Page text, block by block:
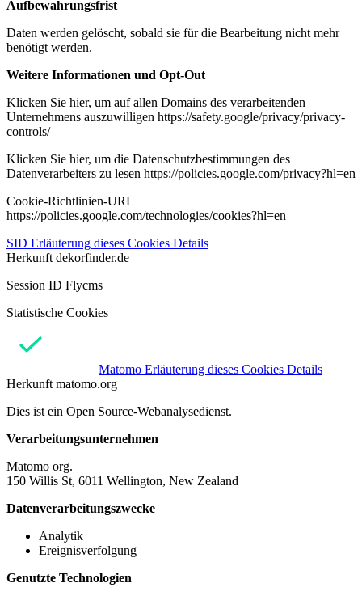
Aufbewahrungsfrist
Daten werden gelöscht, sobald sie für die Bearbeitung nicht mehr
benötigt werden.
Weitere Informationen und Opt-Out
Klicken Sie hier, um auf allen Domains des verarbeitenden
Unternehmens auszuwilligen https://safety.google/privacy/privacy-
controls/
Klicken Sie hier, um die Datenschutzbestimmungen des
Datenverarbeiters zu lesen https://policies.google.com/privacy?hl=en
Cookie-Richtlinien-URL
https://policies.google.com/technologies/cookies?hl=en
SID Erläuterung dieses Cookies Details
Herkunft dekorfinder.de
Session ID Flycms
Statistische Cookies
Matomo Erläuterung dieses Cookies Details
Herkunft matomo.org
Dies ist ein Open Source-Webanalysedienst.
Verarbeitungsunternehmen
Matomo org.
150 Willis St, 6011 Wellington, New Zealand
Datenverarbeitungszwecke
Analytik
Ereignisverfolgung
Genutzte Technologien